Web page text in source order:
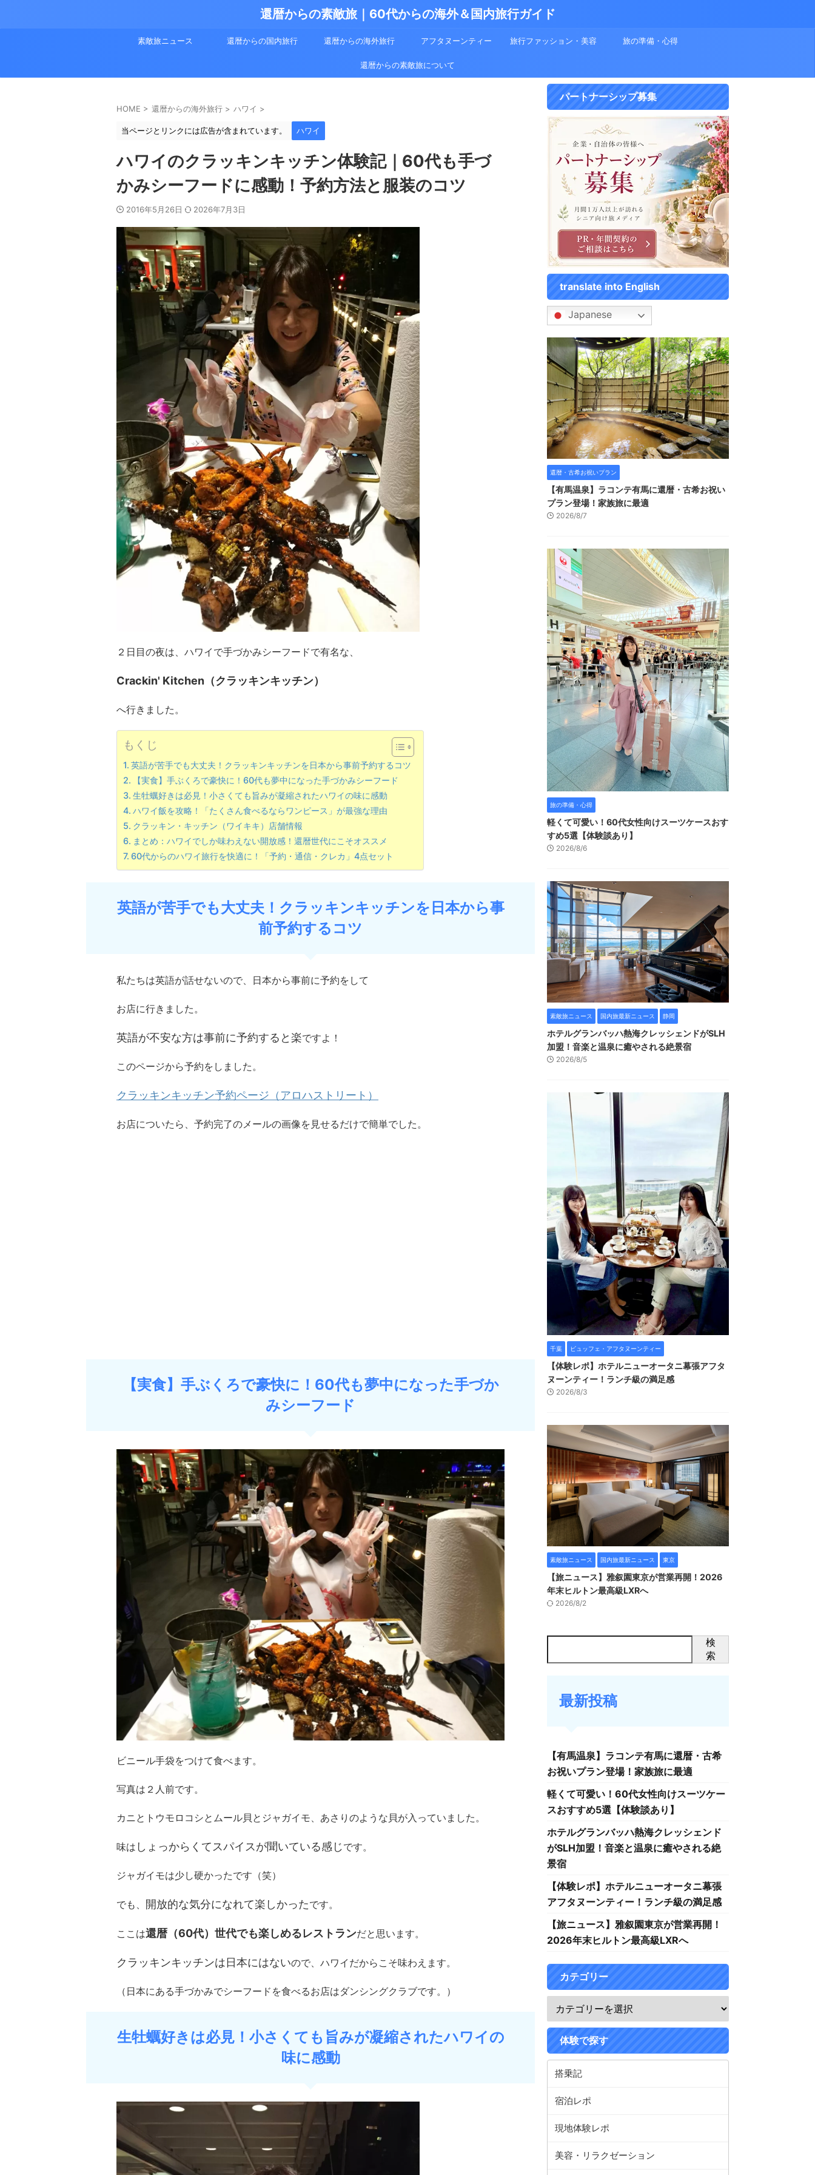
還暦からの素敵旅｜60代からの海外＆国内旅行ガイド
素敵旅ニュース 還暦からの国内旅行 還暦からの海外旅行 アフタヌーンティー 旅行ファッション・美容 旅の準備・心得
還暦からの素敵旅について
HOME > 還暦からの海外旅行 > ハワイ >
当ページとリンクには広告が含まれています。 ハワイ
ハワイのクラッキンキッチン体験記｜60代も手づ
かみシーフードに感動！予約方法と服装のコツ
2016年5月26日 2026年7月3日
２日目の夜は、ハワイで手づかみシーフードで有名な、
Crackin' Kitchen（クラッキンキッチン）
へ行きました。
もくじ
英語が苦手でも大丈夫！クラッキンキッチンを日本から事前予約するコツ
【実食】手ぶくろで豪快に！60代も夢中になった手づかみシーフード
生牡蠣好きは必見！小さくても旨みが凝縮されたハワイの味に感動
ハワイ飯を攻略！「たくさん食べるならワンピース」が最強な理由
クラッキン・キッチン（ワイキキ）店舗情報
まとめ：ハワイでしか味わえない開放感！還暦世代にこそオススメ
60代からのハワイ旅行を快適に！「予約・通信・クレカ」4点セット
英語が苦手でも大丈夫！クラッキンキッチンを日本から事
前予約するコツ
私たちは英語が話せないので、日本から事前に予約をして
お店に行きました。
英語が不安な方は事前に予約すると楽ですよ！
このページから予約をしました。
クラッキンキッチン予約ページ（アロハストリート）
お店についたら、予約完了のメールの画像を見せるだけで簡単でした。
【実食】手ぶくろで豪快に！60代も夢中になった手づか
みシーフード
ビニール手袋をつけて食べます。
写真は２人前です。
カニとトウモロコシとムール貝とジャガイモ、あさりのような貝が入っていました。
味は しょっからくてスパイスが聞いている感じです。
ジャガイモは少し硬かったです（笑）
でも、 開放的な気分になれて楽しかったです。
ここは還暦（60代）世代でも楽しめるレストランだと思います。
クラッキンキッチンは日本にはないので、ハワイだからこそ味わえます。
（日本にある手づかみでシーフードを食べるお店はダンシングクラブです。）
生牡蠣好きは必見！小さくても旨みが凝縮されたハワイの
味に感動
パートナーシップ募集
translate into English
Japanese
還暦・古希お祝いプラン
【有馬温泉】ラコンテ有馬に還暦・古希お祝い
プラン登場！家族旅に最適
2026/8/7
旅の準備・心得
軽くて可愛い！60代女性向けスーツケースおす
すめ5選【体験談あり】
2026/8/6
素敵旅ニュース 国内旅最新ニュース 静岡
ホテルグランバッハ熱海クレッシェンドがSLH
加盟！音楽と温泉に癒やされる絶景宿
2026/8/5
千葉 ビュッフェ・アフタヌーンティー
【体験レポ】ホテルニューオータニ幕張アフタ
ヌーンティー！ランチ級の満足感
2026/8/3
素敵旅ニュース 国内旅最新ニュース 東京
【旅ニュース】雅叙園東京が営業再開！2026
年末ヒルトン最高級LXRへ
2026/8/2
検
索
最新投稿
【有馬温泉】ラコンテ有馬に還暦・古希
お祝いプラン登場！家族旅に最適
軽くて可愛い！60代女性向けスーツケー
スおすすめ5選【体験談あり】
ホテルグランバッハ熱海クレッシェンド
がSLH加盟！音楽と温泉に癒やされる絶
景宿
【体験レポ】ホテルニューオータニ幕張
アフタヌーンティー！ランチ級の満足感
【旅ニュース】雅叙園東京が営業再開！
2026年末ヒルトン最高級LXRへ
カテゴリー
体験で探す
搭乗記
宿泊レポ
現地体験レポ
美容・リラクゼーション